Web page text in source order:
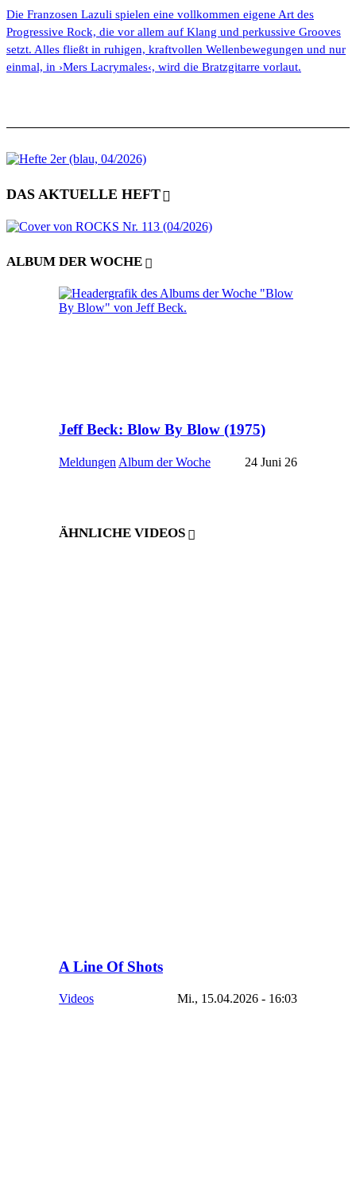
Die Franzosen Lazuli spielen eine vollkommen eigene Art des
Progressive Rock, die vor allem auf Klang und perkussive Grooves
setzt. Alles fließt in ruhigen, kraftvollen Wellenbewegungen und nur
einmal, in ›Mers Lacrymales‹, wird die Bratzgitarre vorlaut.
DAS AKTUELLE HEFT
ALBUM DER WOCHE
Jeff Beck: Blow By Blow (1975)
Meldungen Album der Woche 24 Juni 26
ÄHNLICHE VIDEOS
A Line Of Shots
Videos Mi., 15.04.2026 - 16:03